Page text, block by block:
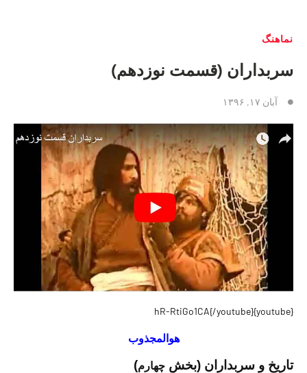
نماهنگ
سربداران (قسمت نوزدهم)
آبان ۱۷, ۱۳۹۶
{youtube}hR-RtiGo1CA{/youtube}
هوالمجذوب
تاریخ و سربداران (بخش چهارم)